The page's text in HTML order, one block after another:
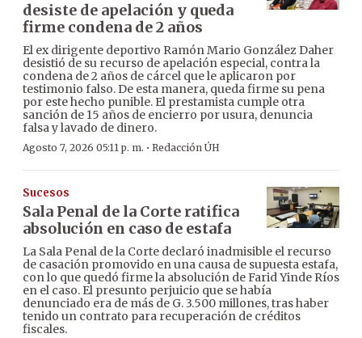
desiste de apelación y queda
firme condena de 2 años
El ex dirigente deportivo Ramón Mario González Daher
desistió de su recurso de apelación especial, contra la
condena de 2 años de cárcel que le aplicaron por
testimonio falso. De esta manera, queda firme su pena
por este hecho punible. El prestamista cumple otra
sanción de 15 años de encierro por usura, denuncia
falsa y lavado de dinero.
Agosto 7, 2026 05:11 p. m. · Redacción ÚH
Sucesos
Sala Penal de la Corte ratifica
absolución en caso de estafa
La Sala Penal de la Corte declaró inadmisible el recurso
de casación promovido en una causa de supuesta estafa,
con lo que quedó firme la absolución de Farid Yinde Ríos
en el caso. El presunto perjuicio que se había
denunciado era de más de G. 3.500 millones, tras haber
tenido un contrato para recuperación de créditos
fiscales.